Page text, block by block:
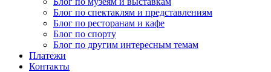
Блог по спектаклям и представлениям
Блог по ресторанам и кафе
Блог по спорту
Блог по другим интересным темам
Платежи
Контакты